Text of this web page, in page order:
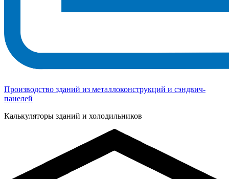
Производство зданий из металлоконструкций и сэндвич-
панелей
Калькуляторы зданий и холодильников